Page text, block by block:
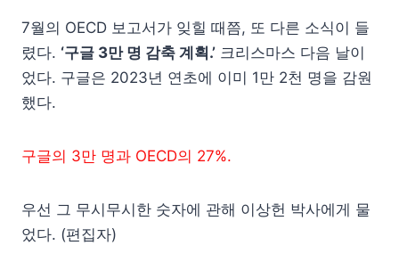
7월의 OECD 보고서가 잊힐 때쯤, 또 다른 소식이 들
렸다. ‘구글 3만 명 감축 계획.’ 크리스마스 다음 날이
었다. 구글은 2023년 연초에 이미 1만 2천 명을 감원
했다.
구글의 3만 명과 OECD의 27%.
우선 그 무시무시한 숫자에 관해 이상헌 박사에게 물
었다. (편집자)